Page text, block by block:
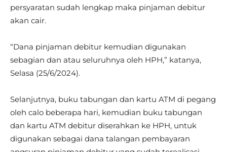
persyaratan sudah lengkap maka pinjaman debitur
akan cair.
“Dana pinjaman debitur kemudian digunakan
sebagian dan atau seluruhnya oleh HPH,” katanya,
Selasa (25/6/2024).
Selanjutnya, buku tabungan dan kartu ATM di pegang
oleh calo beberapa hari, kemudian buku tabungan
dan kartu ATM debitur diserahkan ke HPH, untuk
digunakan sebagai dana talangan pembayaran